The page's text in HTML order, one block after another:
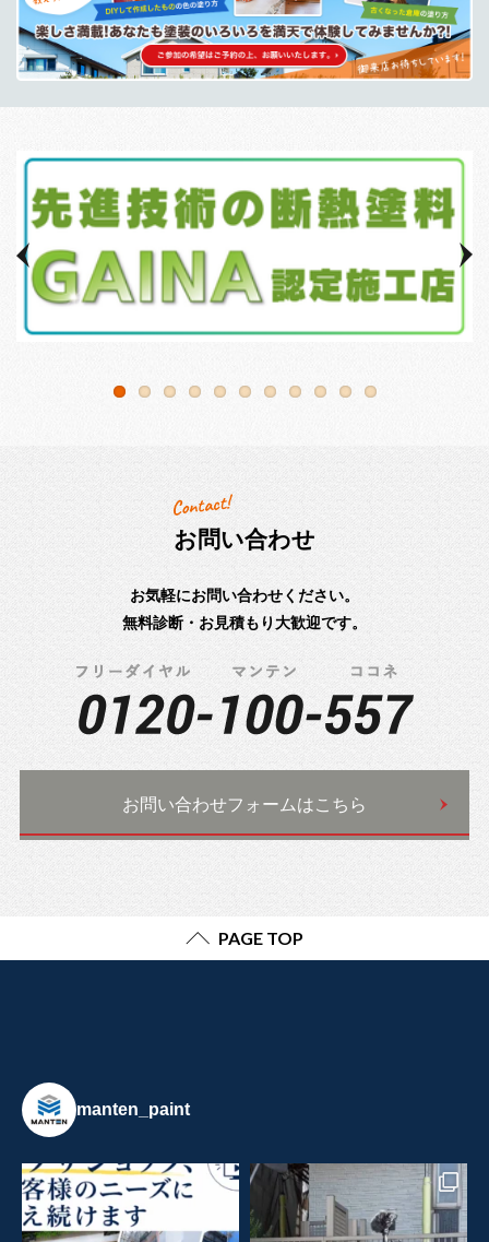
お問い合わせ
お気軽にお問い合わせください。
無料診断・お見積もり大歓迎です。
お問い合わせフォームはこちら
PAGE TOP
manten_paint